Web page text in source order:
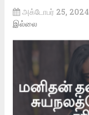
அக்டோபர் 25, 2024
இல்லை